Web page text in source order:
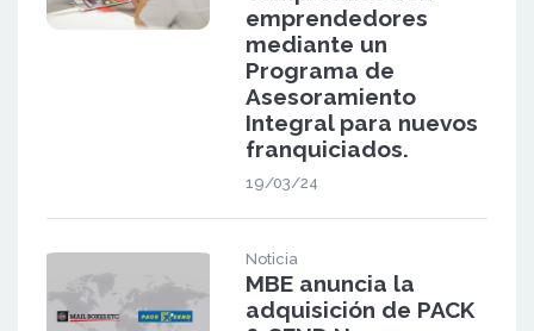
emprendedores
mediante un
Programa de
Asesoramiento
Integral para nuevos
franquiciados.
19/03/24
Noticia
MBE anuncia la
adquisición de PACK